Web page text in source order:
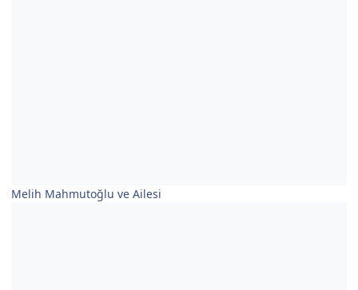
Melih Mahmutoğlu ve Ailesi